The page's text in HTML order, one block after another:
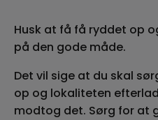
Husk at få få ryddet op
på den gode måde.
Det vil sige at du skal
op og lokaliteten
modtog det. Sørg for at